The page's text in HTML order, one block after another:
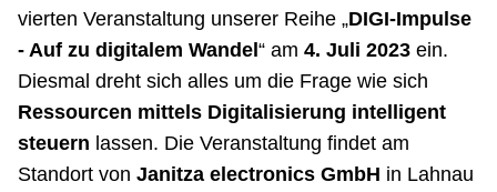
vierten Veranstaltung unserer Reihe „DIGI-Impulse
- Auf zu digitalem Wandel“ am 4. Juli 2023ein.
Diesmal dreht sich alles um die Frage wie sich
Ressourcen mittels Digitalisierung intelligent
steuern lassen. Die Veranstaltung findet am
Standort von Janitza electronics GmbH in Lahnau